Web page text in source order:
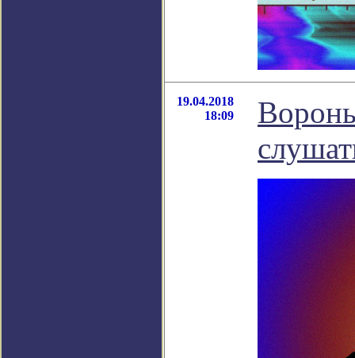
19.04.2018
18:09